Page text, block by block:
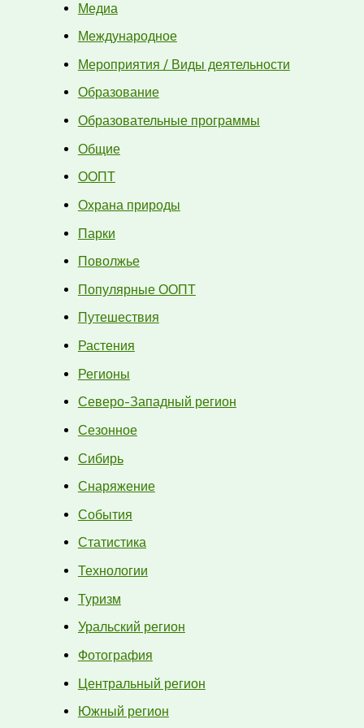
Медиа
Международное
Мероприятия / Виды деятельности
Образование
Образовательные программы
Общие
ООПТ
Охрана природы
Парки
Поволжье
Популярные ООПТ
Путешествия
Растения
Регионы
Северо-Западный регион
Сезонное
Сибирь
Снаряжение
События
Статистика
Технологии
Туризм
Уральский регион
Фотография
Центральный регион
Южный регион